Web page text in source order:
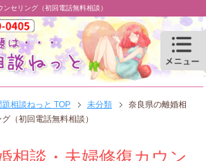
セリング（初回電話無料相談）
相談ねっと TOP 未分類
奈良県の離婚相
（初回電話無料相談）
相談・夫婦修復カウン